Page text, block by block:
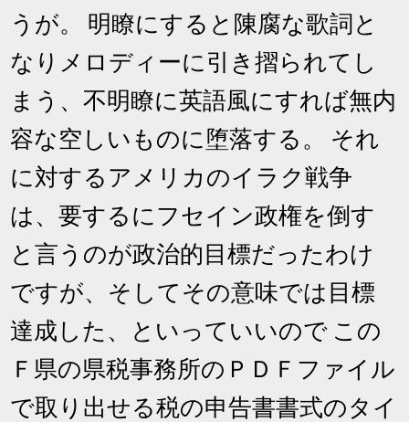
うが。 明瞭にすると陳腐な歌詞と
なりメロディーに引き摺られてし
まう、不明瞭に英語風にすれば無内
容な空しいものに堕落する。 それ
に対するアメリカのイラク戦争
は、要するにフセイン政権を倒す
と言うのが政治的目標だったわけ
ですが、そしてその意味では目標
達成した、といっていいので この
Ｆ県の県税事務所のＰＤＦファイル
で取り出せる税の申告書書式のタイ